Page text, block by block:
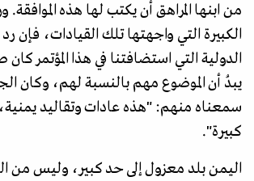
من ابنها المراهق أن يكتب لها هذه الموافقة.
الكبيرة التي واجهتها تلك القيادات، فإن
الدولية التي استضافتنا في هذا المؤتمر
يبدُ أن الموضوع مهم بالنسبة لهم، وكان
سمعناه منهم: "هذه عادات وتقاليد
كبيرة".
اليمن بلد معزول إلى حد كبير، وليس من